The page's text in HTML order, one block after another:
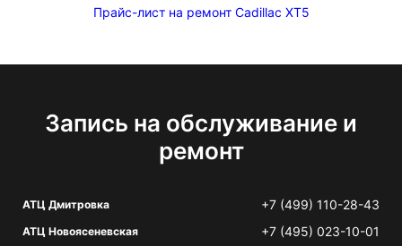
Прайс-лист на ремонт Cadillac XT5
Запись на обслуживание и
ремонт
АТЦ Дмитровка +7 (499) 110-28-43
АТЦ Новоясеневская +7 (495) 023-10-01